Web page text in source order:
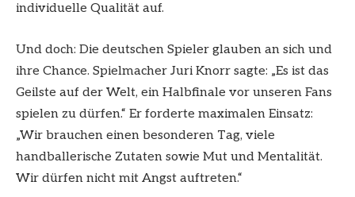
individuelle Qualität auf.
Und doch: Die deutschen Spieler glauben an sich und
ihre Chance. Spielmacher Juri Knorr sagte: „Es ist das
Geilste auf der Welt, ein Halbfinale vor unseren Fans
spielen zu dürfen.“ Er forderte maximalen Einsatz:
„Wir brauchen einen besonderen Tag, viele
handballerische Zutaten sowie Mut und Mentalität.
Wir dürfen nicht mit Angst auftreten.“